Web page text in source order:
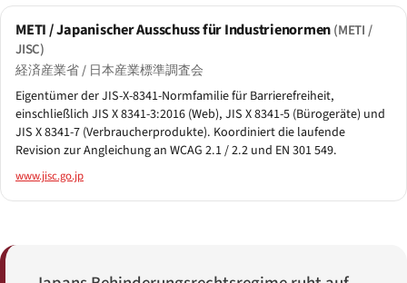
METI / Japanischer Ausschuss für Industrienormen(METI /
JISC)
経済産業省 / 日本産業標準調査会
Eigentümer der JIS-X-8341-Normfamilie für Barrierefreiheit,
einschließlich JIS X 8341-3:2016 (Web), JIS X 8341-5 (Bürogeräte) und
JIS X 8341-7 (Verbraucherprodukte). Koordiniert die laufende
Revision zur Angleichung an WCAG 2.1 / 2.2 und EN 301 549.
www.jisc.go.jp